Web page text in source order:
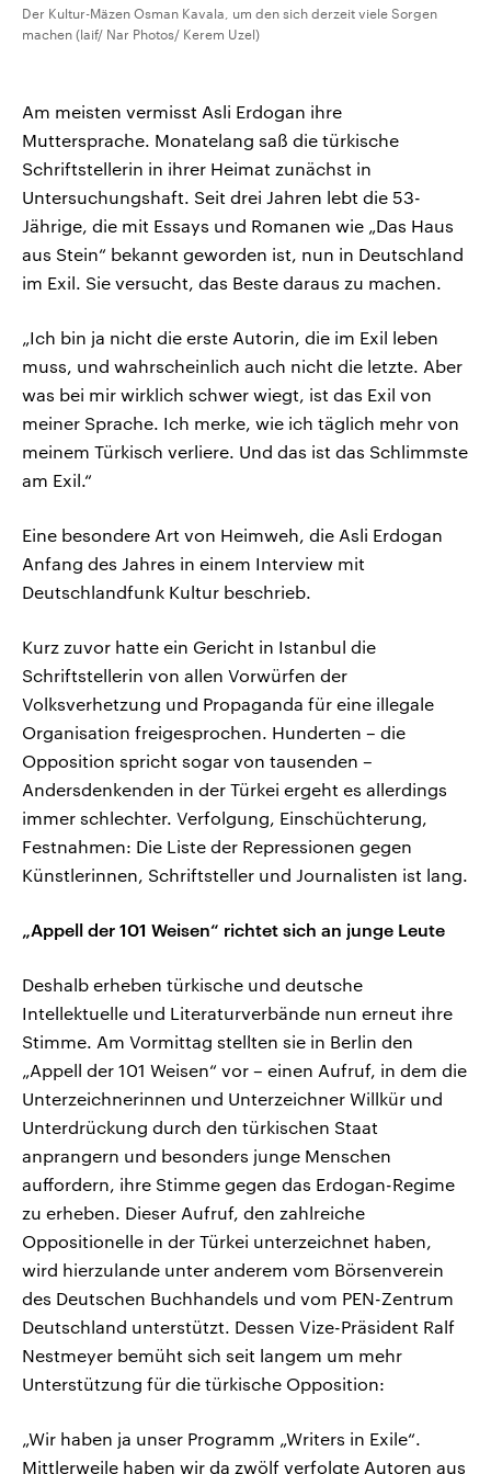
Der Kultur-Mäzen Osman Kavala, um den sich derzeit viele Sorgen
machen (laif/ Nar Photos/ Kerem Uzel)
Am meisten vermisst Asli Erdogan ihre
Muttersprache. Monatelang saß die türkische
Schriftstellerin in ihrer Heimat zunächst in
Untersuchungshaft. Seit drei Jahren lebt die 53-
Jährige, die mit Essays und Romanen wie „Das Haus
aus Stein“ bekannt geworden ist, nun in Deutschland
im Exil. Sie versucht, das Beste daraus zu machen.
„Ich bin ja nicht die erste Autorin, die im Exil leben
muss, und wahrscheinlich auch nicht die letzte. Aber
was bei mir wirklich schwer wiegt, ist das Exil von
meiner Sprache. Ich merke, wie ich täglich mehr von
meinem Türkisch verliere. Und das ist das Schlimmste
am Exil.“
Eine besondere Art von Heimweh, die Asli Erdogan
Anfang des Jahres in einem Interview mit
Deutschlandfunk Kultur beschrieb.
Kurz zuvor hatte ein Gericht in Istanbul die
Schriftstellerin von allen Vorwürfen der
Volksverhetzung und Propaganda für eine illegale
Organisation freigesprochen. Hunderten – die
Opposition spricht sogar von tausenden –
Andersdenkenden in der Türkei ergeht es allerdings
immer schlechter. Verfolgung, Einschüchterung,
Festnahmen: Die Liste der Repressionen gegen
Künstlerinnen, Schriftsteller und Journalisten ist lang.
„Appell der 101 Weisen“ richtet sich an junge Leute
Deshalb erheben türkische und deutsche
Intellektuelle und Literaturverbände nun erneut ihre
Stimme. Am Vormittag stellten sie in Berlin den
„Appell der 101 Weisen“ vor – einen Aufruf, in dem die
Unterzeichnerinnen und Unterzeichner Willkür und
Unterdrückung durch den türkischen Staat
anprangern und besonders junge Menschen
auffordern, ihre Stimme gegen das Erdogan-Regime
zu erheben. Dieser Aufruf, den zahlreiche
Oppositionelle in der Türkei unterzeichnet haben,
wird hierzulande unter anderem vom Börsenverein
des Deutschen Buchhandels und vom PEN-Zentrum
Deutschland unterstützt. Dessen Vize-Präsident Ralf
Nestmeyer bemüht sich seit langem um mehr
Unterstützung für die türkische Opposition:
„Wir haben ja unser Programm „Writers in Exile“.
Mittlerweile haben wir da zwölf verfolgte Autoren aus